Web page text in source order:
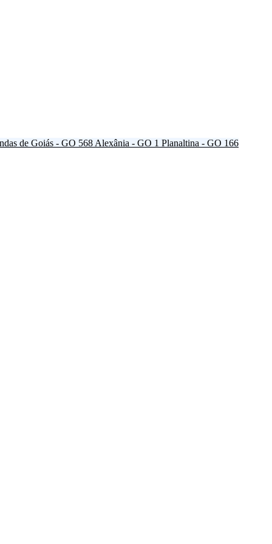
de Goiás - GO 568 Alexânia - GO 1 Planaltina - GO 166